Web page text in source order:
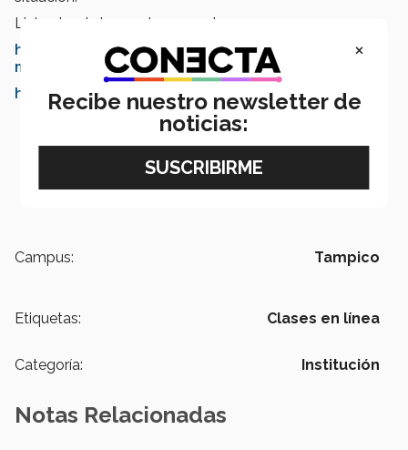
Links donde lo puedes encontrar:
https://tec.mx/es/coronavirus-covid-19/cuida-tu-
mente
https://miespacio.itesm.mx/dashboard/index.aspx
Campus: Tampico
Etiquetas: Clases en línea
Categoría: Institución
Notas Relacionadas
×
Recibe nuestro newsletter de
noticias: